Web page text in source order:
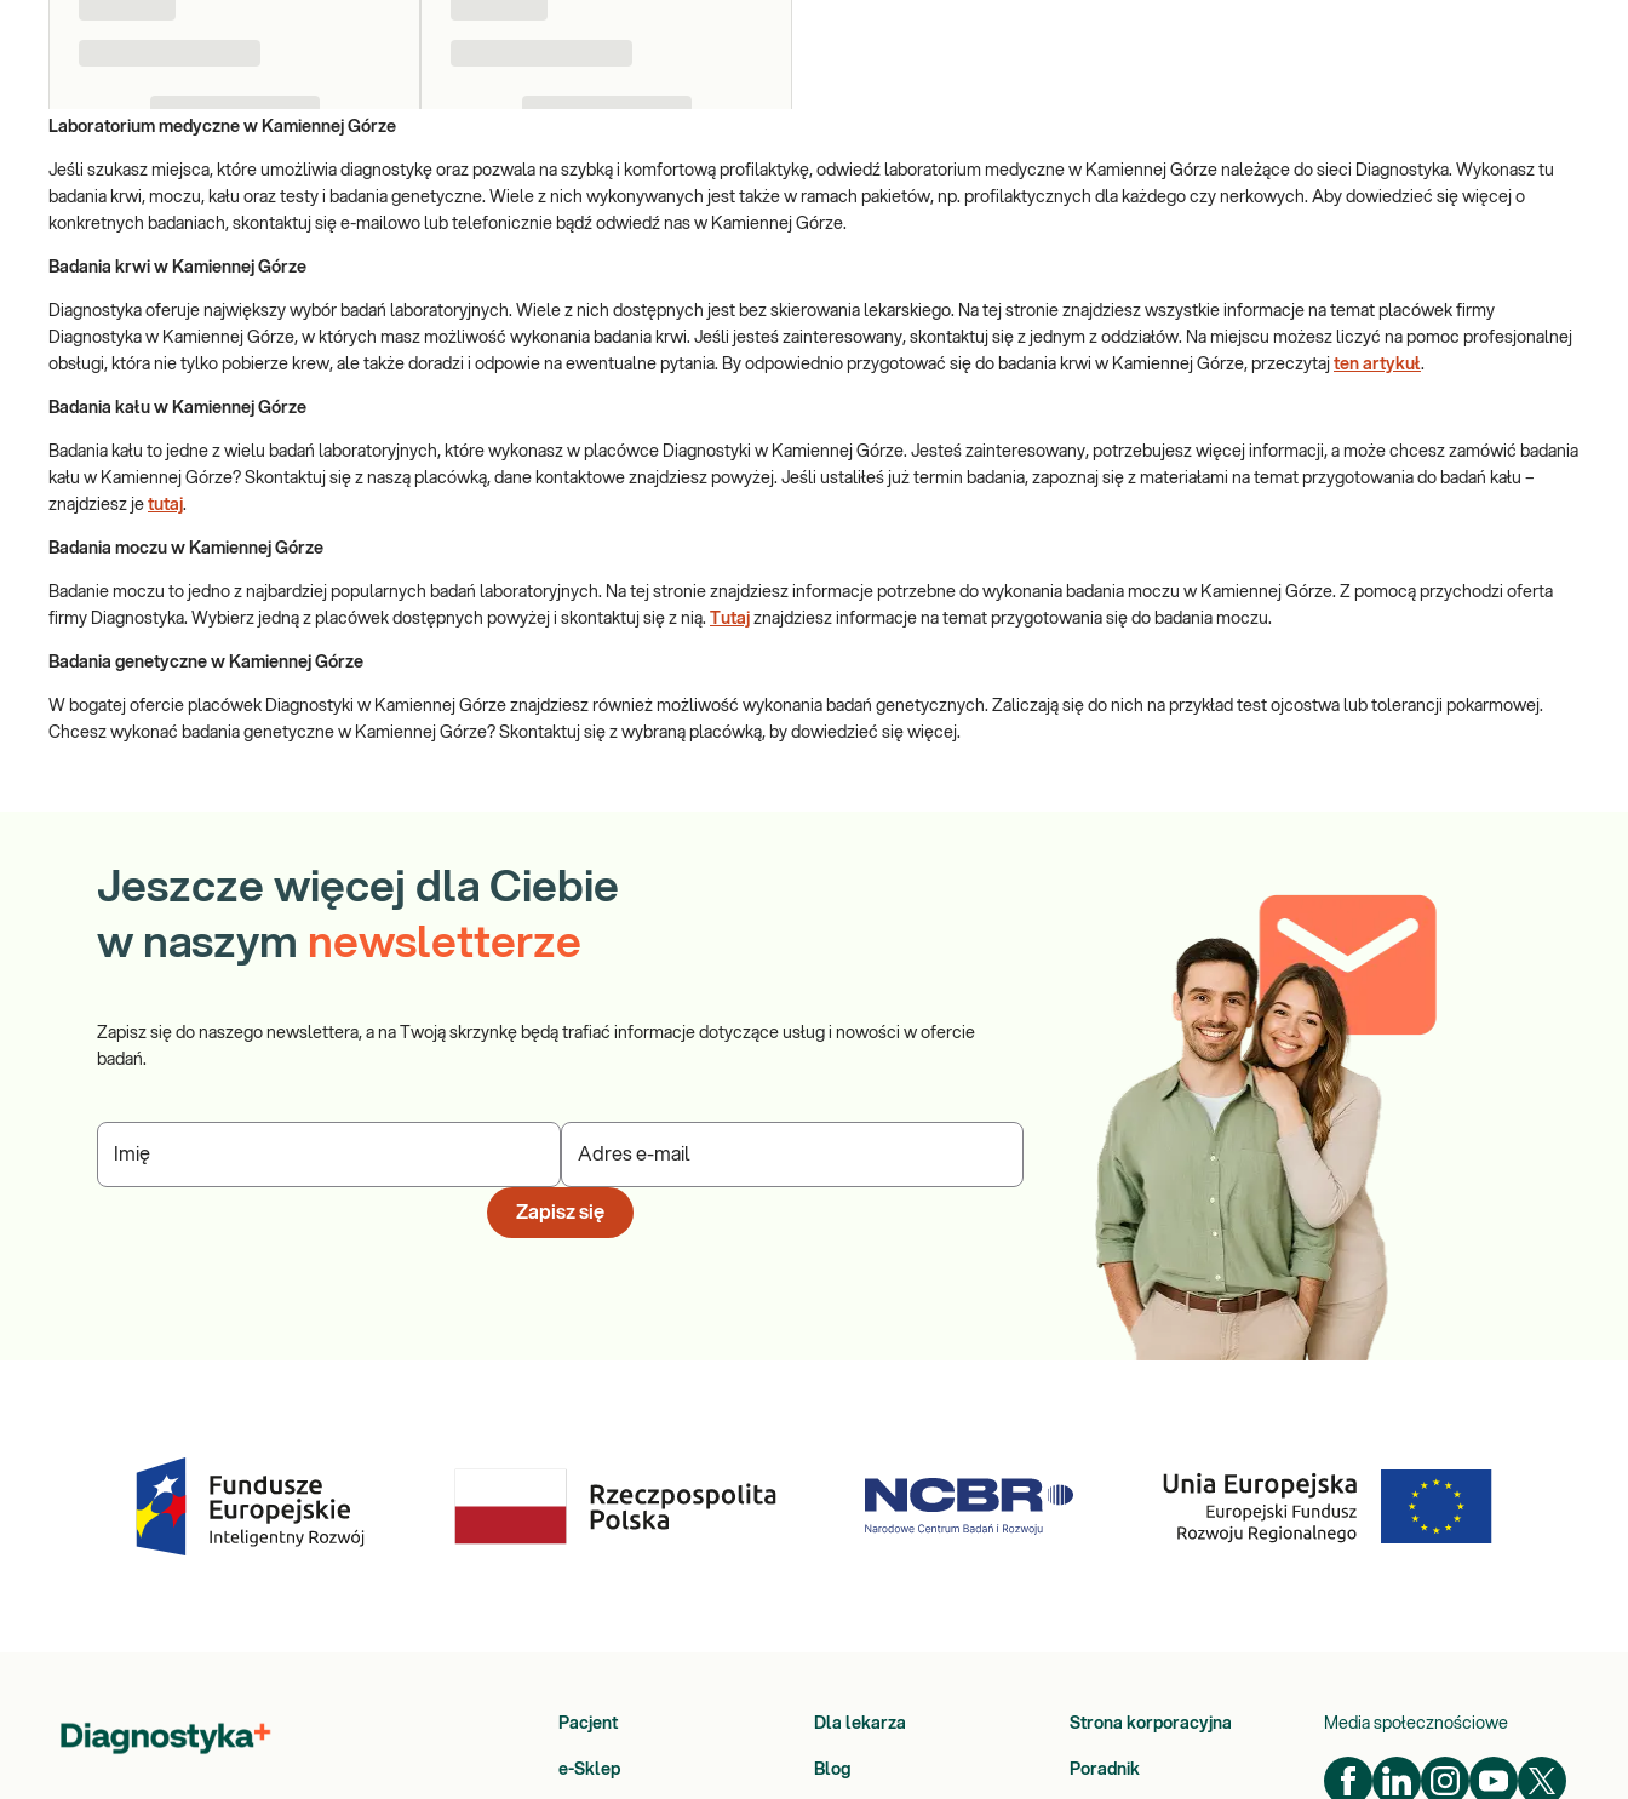
Laboratorium medyczne w Kamiennej Górze
Jeśli szukasz miejsca, które umożliwia diagnostykę oraz pozwala na szybką i komfortową profilaktykę, odwiedź laboratorium medyczne w Kamiennej Górze należące do sieci Diagnostyka. Wykonasz tu
badania krwi, moczu, kału oraz testy i badania genetyczne. Wiele z nich wykonywanych jest także w ramach pakietów, np. profilaktycznych dla każdego czy nerkowych. Aby dowiedzieć się więcej o
konkretnych badaniach, skontaktuj się e-mailowo lub telefonicznie bądź odwiedź nas w Kamiennej Górze.
Badania krwi w Kamiennej Górze
Diagnostyka oferuje największy wybór badań laboratoryjnych. Wiele z nich dostępnych jest bez skierowania lekarskiego. Na tej stronie znajdziesz wszystkie informacje na temat placówek firmy
Diagnostyka w Kamiennej Górze, w których masz możliwość wykonania badania krwi. Jeśli jesteś zainteresowany, skontaktuj się z jednym z oddziałów. Na miejscu możesz liczyć na pomoc profesjonalnej
obsługi, która nie tylko pobierze krew, ale także doradzi i odpowie na ewentualne pytania. By odpowiednio przygotować się do badania krwi w Kamiennej Górze, przeczytaj ten artykuł.
Badania kału w Kamiennej Górze
Badania kału to jedne z wielu badań laboratoryjnych, które wykonasz w placówce Diagnostyki w Kamiennej Górze. Jesteś zainteresowany, potrzebujesz więcej informacji, a może chcesz zamówić badania
kału w Kamiennej Górze? Skontaktuj się z naszą placówką, dane kontaktowe znajdziesz powyżej. Jeśli ustaliłeś już termin badania, zapoznaj się z materiałami na temat przygotowania do badań kału –
znajdziesz je tutaj.
Badania moczu w Kamiennej Górze
Badanie moczu to jedno z najbardziej popularnych badań laboratoryjnych. Na tej stronie znajdziesz informacje potrzebne do wykonania badania moczu w Kamiennej Górze. Z pomocą przychodzi oferta
firmy Diagnostyka. Wybierz jedną z placówek dostępnych powyżej i skontaktuj się z nią.
Tutaj znajdziesz informacje na temat przygotowania się do badania moczu.
Badania genetyczne w Kamiennej Górze
W bogatej ofercie placówek Diagnostyki w Kamiennej Górze znajdziesz również możliwość wykonania badań genetycznych. Zaliczają się do nich na przykład test ojcostwa lub tolerancji pokarmowej.
Chcesz wykonać badania genetyczne w Kamiennej Górze? Skontaktuj się z wybraną placówką, by dowiedzieć się więcej.
Jeszcze więcej dla Ciebie
w naszym newsletterze
Zapisz się do naszego newslettera, a na Twoją skrzynkę będą trafiać informacje dotyczące usług i nowości w ofercie
badań.
Imię Adres e-mail
Zapisz się
Pacjent Dla lekarza Strona korporacyjna
e-Sklep Blog Poradnik
Media społecznościowe